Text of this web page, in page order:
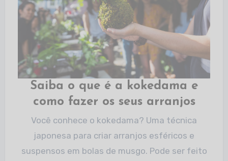
Saiba o que é a kokedama e
como fazer os seus arranjos
Você conhece o kokedama? Uma técnica
japonesa para criar arranjos esféricos e
suspensos em bolas de musgo. Pode ser feito